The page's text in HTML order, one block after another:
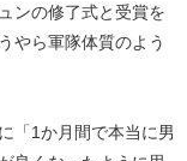
ンの修了式と受賞を
やら軍隊体質のよう
「1か月間で本当に男